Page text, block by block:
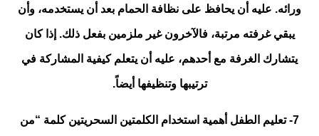
ورائه. عليه أن يحافظ على نظافة الحمام بعد أن يستخدمه، وأن
يبقي غرفته مرتبة، فالآخرون غير ملزمين بفعل ذلك. إذا كان
يتشارك الغرفة مع أحدهم، عليه أن يتعلم كيفية المشاركة في
ترتيبها وتنظيفها أيضاً.
7- تعليم الطفل أهمية استخدام الكلمتين السحريتين كلمة “من